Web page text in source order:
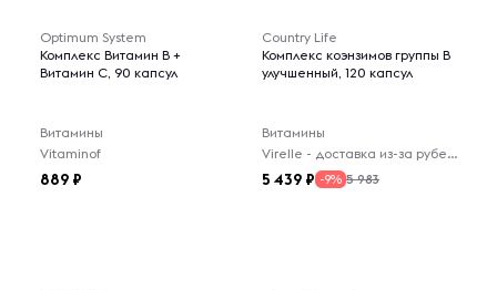
Optimum System
Комплекс Витамин B +
Витамин С, 90 капсул
Витамины
Vitaminof
889
Country Life
Комплекс коэнзимов группы B
улучшенный, 120 капсул
Витамины
Virelle - доставка из-за рубежа
5 439 -9% 5 983